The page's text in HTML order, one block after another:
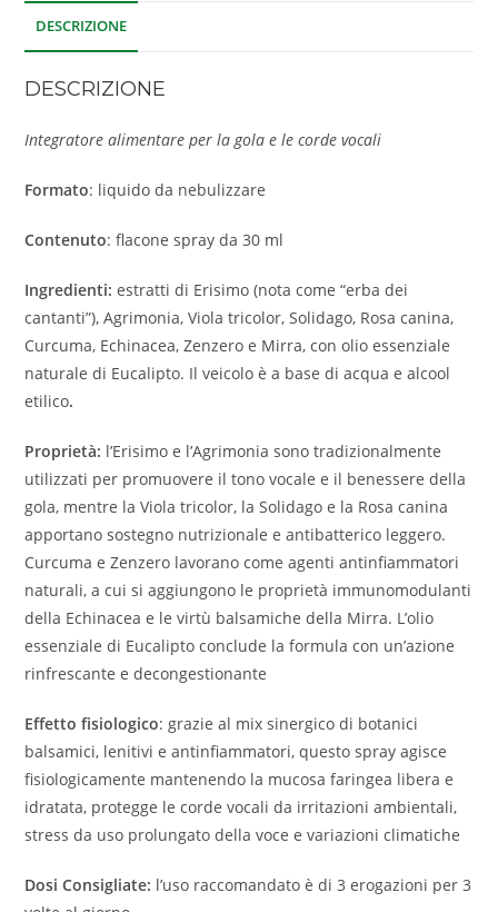
DESCRIZIONE
DESCRIZIONE
Integratore alimentare per la gola e le corde vocali
Formato: liquido da nebulizzare
Contenuto: flacone spray da 30 ml
Ingredienti:estratti di Erisimo (nota come “erba dei
cantanti”), Agrimonia, Viola tricolor, Solidago, Rosa canina,
Curcuma, Echinacea, Zenzero e Mirra, con olio essenziale
naturale di Eucalipto. Il veicolo è a base di acqua e alcool
etilico.
Proprietà: l’Erisimo e l’Agrimonia sono tradizionalmente
utilizzati per promuovere il tono vocale e il benessere della
gola, mentre la Viola tricolor, la Solidago e la Rosa canina
apportano sostegno nutrizionale e antibatterico leggero.
Curcuma e Zenzero lavorano come agenti antinfiammatori
naturali, a cui si aggiungono le proprietà immunomodulanti
della Echinacea e le virtù balsamiche della Mirra. L’olio
essenziale di Eucalipto conclude la formula con un’azione
rinfrescante e decongestionante
Effetto fisiologico: grazie al mix sinergico di botanici
balsamici, lenitivi e antinfiammatori, questo spray agisce
fisiologicamente mantenendo la mucosa faringea libera e
idratata, protegge le corde vocali da irritazioni ambientali,
stress da uso prolungato della voce e variazioni climatiche
Dosi Consigliate: l’uso raccomandato è di 3 erogazioni per 3